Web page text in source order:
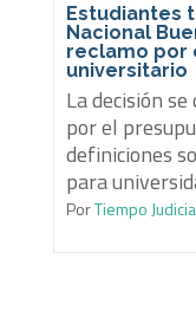
Estudiantes
Nacional
reclamo por
universitario
La decisión
por el
definiciones
para
PorTiempo